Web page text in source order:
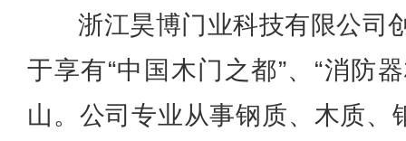
浙江昊博门业科技有限公司
于享有“中国木门之都”、“消防
山。公司专业从事钢质、木质、